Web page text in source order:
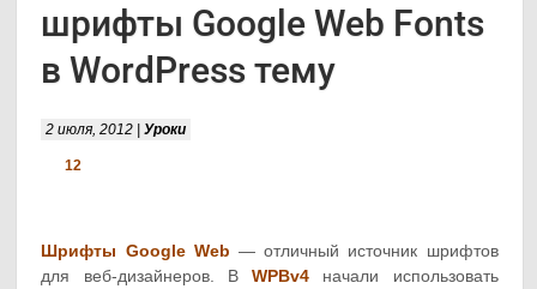
шрифты Google Web Fonts
в WordPress тему
2 июля, 2012 |Уроки
12
Шрифты Google Web — отличный источник шрифтов
для веб-дизайнеров. ВWPBv4 начали использовать